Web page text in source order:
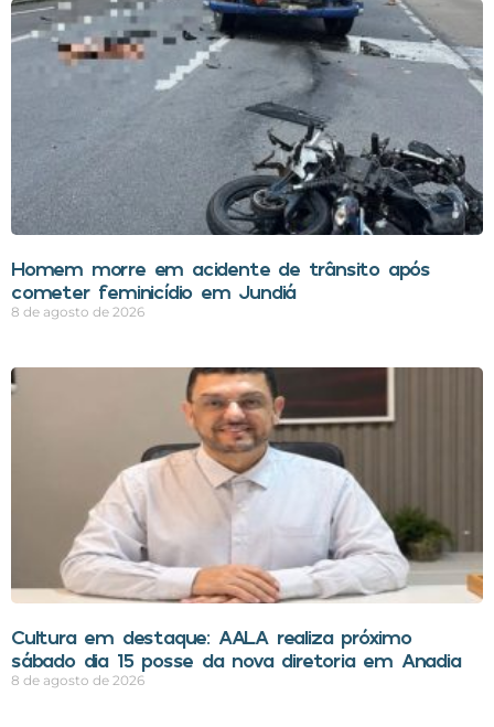
Homem morre em acidente de trânsito após
cometer feminicídio em Jundiá
8 de agosto de 2026
Cultura em destaque: AALA realiza próximo
sábado dia 15 posse da nova diretoria em Anadia
8 de agosto de 2026